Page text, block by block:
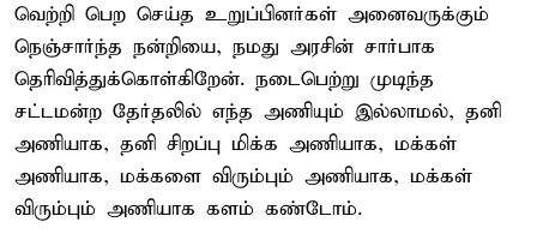
வெற்றி பெற செய்த உறுப்பினர்கள் அனைவருக்கும்
நெஞ்சார்ந்த நன்றியை, நமது அரசின் சார்பாக
தெரிவித்துக்கொள்கிறேன். நடைபெற்று முடிந்த
சட்டமன்ற தேர்தலில் எந்த அணியும் இல்லாமல், தனி
அணியாக, தனி சிறப்பு மிக்க அணியாக, மக்கள்
அணியாக, மக்களை விரும்பும் அணியாக, மக்கள்
விரும்பும் அணியாக களம் கண்டோம்.